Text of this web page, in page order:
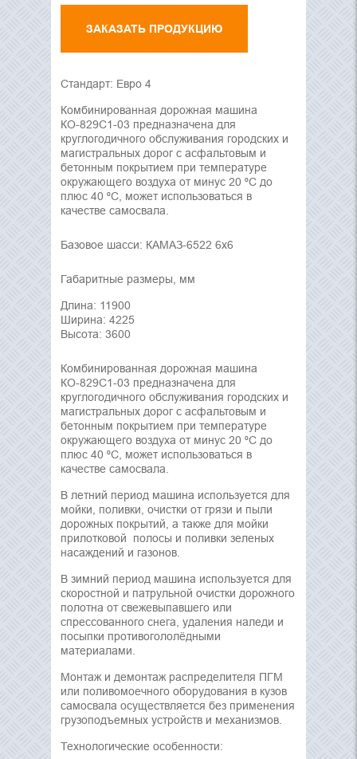
ЗАКАЗАТЬ ПРОДУКЦИЮ
Стандарт: Евро 4
Комбинированная дорожная машина
КО-829С1-03 предназначена для
круглогодичного обслуживания городских и
магистральных дорог с асфальтовым и
бетонным покрытием при температуре
окружающего воздуха от минус 20 ⁰С до
плюс 40 ⁰С, может использоваться в
качестве самосвала.
Базовое шасси: КАМАЗ-6522 6х6
Габаритные размеры, мм
Длина: 11900
Ширина: 4225
Высота: 3600
Комбинированная дорожная машина
КО-829С1-03 предназначена для
круглогодичного обслуживания городских и
магистральных дорог с асфальтовым и
бетонным покрытием при температуре
окружающего воздуха от минус 20 ⁰С до
плюс 40 ⁰С, может использоваться в
качестве самосвала.
В летний период машина используется для
мойки, поливки, очистки от грязи и пыли
дорожных покрытий, а также для мойки
прилотковой полосы и поливки зеленых
насаждений и газонов.
В зимний период машина используется для
скоростной и патрульной очистки дорожного
полотна от свежевыпавшего или
спрессованного снега, удаления наледи и
посыпки противогололёдными
материалами.
Монтаж и демонтаж распределителя ПГМ
или поливомоечного оборудования в кузов
самосвала осуществляется без применения
грузоподъемных устройств и механизмов.
Технологические особенности: